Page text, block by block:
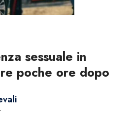
sessuale in
poche ore dopo